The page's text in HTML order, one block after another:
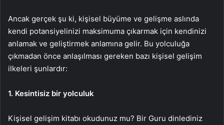
Ancak gerçek şu ki, kişisel büyüme ve gelişme aslında
kendi potansiyelinizi maksimuma çıkarmak için kendinizi
anlamak ve geliştirmek anlamına gelir. Bu yolculuğa
çıkmadan önce anlaşılması gereken bazı kişisel gelişim
ilkeleri şunlardır:
1. Kesintisiz bir yolculuk
Kişisel gelişim kitabı okudunuz mu? Bir Guru dinlediniz